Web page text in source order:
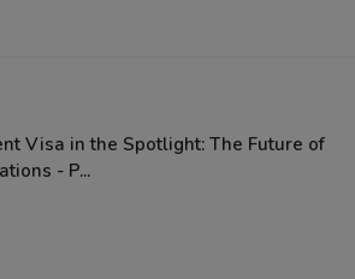
Visa in the Spotlight: The Future of
- P...